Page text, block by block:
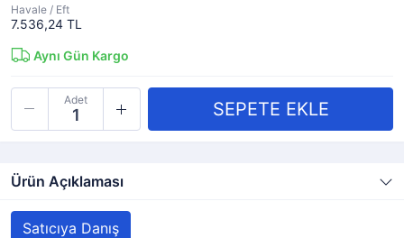
Havale / Eft
7.536,24 TL
Aynı Gün Kargo
Adet
Ürün Açıklaması
Satıcıya Danış